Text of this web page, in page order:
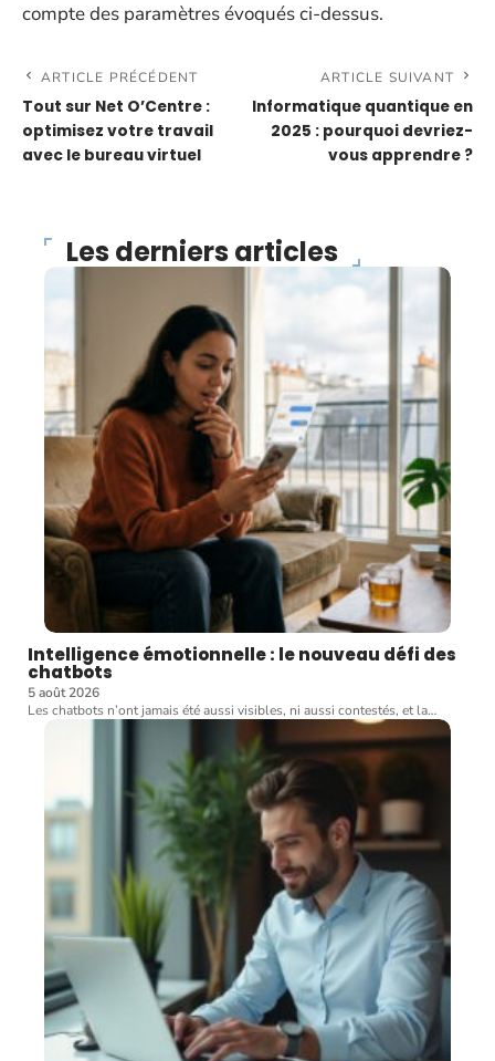
compte des paramètres évoqués ci-dessus.
ARTICLE PRÉCÉDENT
Tout sur Net O’Centre :
optimisez votre travail
avec le bureau virtuel
ARTICLE SUIVANT
Informatique quantique en
2025 : pourquoi devriez-
vous apprendre ?
Les derniers articles
Intelligence émotionnelle : le nouveau défi des
chatbots
5 août 2026
Les chatbots n’ont jamais été aussi visibles, ni aussi contestés, et la…